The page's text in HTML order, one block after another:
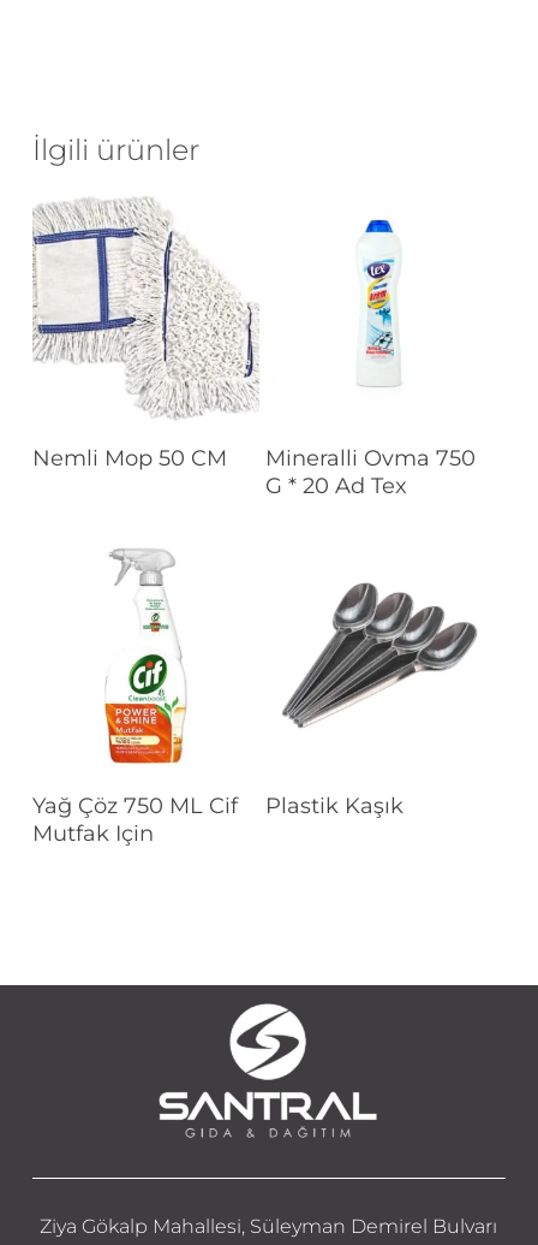
İlgili ürünler
Devamını Oku
Nemli Mop 50 CM Devamını Oku
Mineralli Ovma 750
G * 20 Ad Tex
Devamını Oku
Yağ Çöz 750 ML Cif
Mutfak Için
Devamını Oku
Plastik Kaşık
Ziya Gökalp Mahallesi, Süleyman Demirel Bulvarı